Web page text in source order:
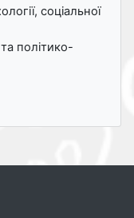
соціальної
та політико-